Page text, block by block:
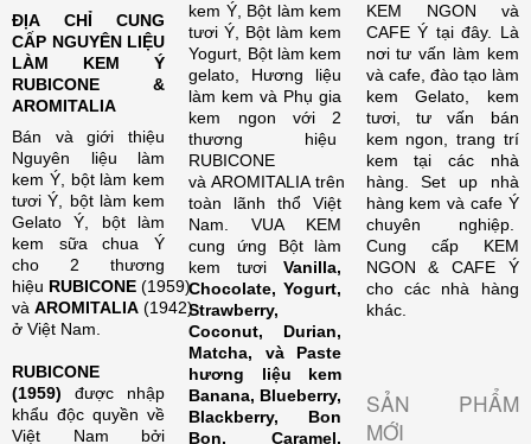
ĐỊA CHỈ CUNG
CẤP NGUYÊN LIỆU
LÀM KEM Ý
RUBICONE &
AROMITALIA
Bán và giới thiệu
Nguyên liệu làm
kem Ý, bột làm kem
tươi Ý, bột làm kem
Gelato Ý, bột làm
kem sữa chua Ý
cho 2 thương
hiệu RUBICONE (1959)
và AROMITALIA (1942)
ở Việt Nam.
RUBICONE
(1959) được nhập
khẩu độc quyền về
Việt Nam bởi
kem Ý, Bột làm kem
tươi Ý, Bột làm kem
Yogurt, Bột làm kem
gelato, Hương liệu
làm kem và Phụ gia
kem ngon với 2
thương hiệu
RUBICONE
và AROMITALIA trên
toàn lãnh thổ Việt
Nam. VUA KEM
cung ứng Bột làm
kem tươiVanilla,
Chocolate, Yogurt,
Strawberry,
Coconut, Durian,
Matcha, và Paste
hương liệu kem
Banana, Blueberry,
Blackberry, Bon
Bon, Caramel,
KEM NGON và
CAFE Ý tại đây. Là
nơi tư vấn làm kem
và cafe, đào tạo làm
kem Gelato, kem
tươi, tư vấn bán
kem ngon, trang trí
kem tại các nhà
hàng. Set up nhà
hàng kem và cafe Ý
chuyên nghiệp.
Cung cấp KEM
NGON & CAFE Ý
cho các nhà hàng
khác.
SẢN PHẨM
MỚI